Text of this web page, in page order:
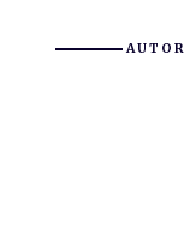
AUTOR